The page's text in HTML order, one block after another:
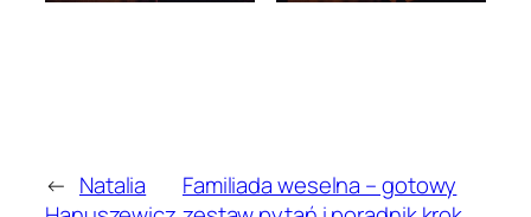
← Natalia
Familiada weselna – gotowy